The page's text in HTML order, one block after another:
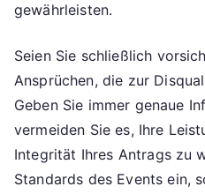
gewährleisten.
Seien Sie schließlich
Ansprüchen, die zur
Geben Sie immer genaue
vermeiden Sie es, Ihre
Integrität Ihres Antrags zu
Standards des Events ein,